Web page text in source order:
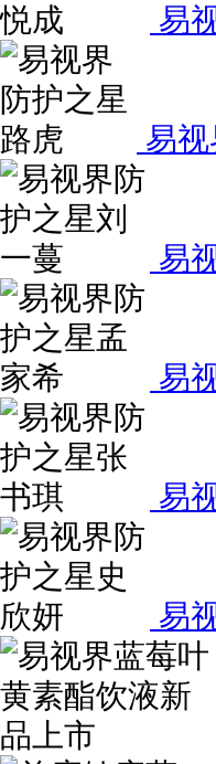
易
易
易
易
易
易